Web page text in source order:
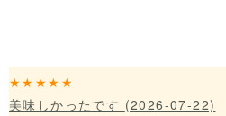
★★★★★
美味しかったです (2026-07-22)